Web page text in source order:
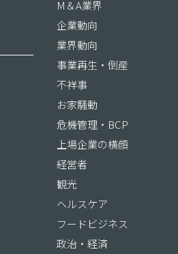
M＆A業界
企業動向
業界動向
事業再生・倒産
不祥事
お家騒動
危機管理・BCP
上場企業の横顔
経営者
観光
ヘルスケア
フードビジネス
政治・経済